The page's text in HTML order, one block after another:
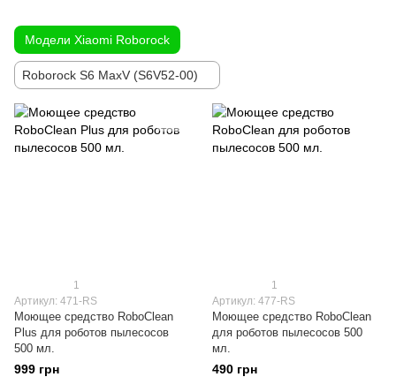
Модели Xiaomi Roborock
Roborock S6 MaxV (S6V52-00)
1
Артикул: 471-RS
Моющее средство RoboClean
Plus для роботов пылесосов
500 мл.
999 грн
1
Артикул: 477-RS
Моющее средство RoboClean
для роботов пылесосов 500
мл.
490 грн